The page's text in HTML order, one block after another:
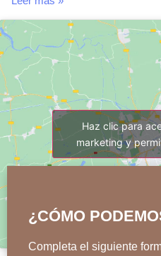
Haz clic para
marketing y
¿CÓMO
Completa el siguiente